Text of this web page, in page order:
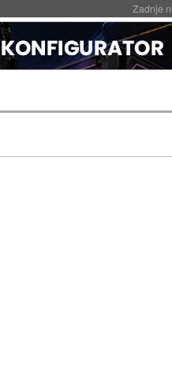
Zadnje